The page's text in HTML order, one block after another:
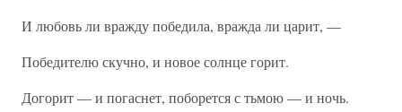
И любовь ли вражду победила, вражда ли царит, —
Победителю скучно, и новое солнце горит.
Догорит — и погаснет, поборется с тьмою — и ночь.